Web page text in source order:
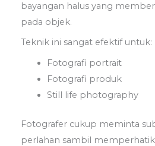
bayangan halus yang
pada objek.
Teknik ini sangat efektif untuk:
Fotografi portrait
Fotografi produk
Still life photography
Fotografer cukup meminta
perlahan sambil